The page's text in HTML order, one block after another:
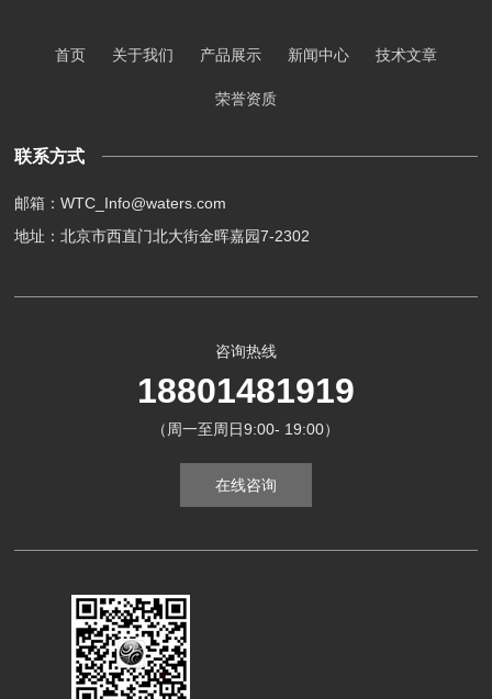
首页 关于我们 产品展示 新闻中心 技术文章
荣誉资质
联系方式
邮箱：WTC_Info@waters.com
地址：北京市西直门北大街金晖嘉园7-2302
咨询热线
18801481919
（周一至周日9:00- 19:00）
在线咨询